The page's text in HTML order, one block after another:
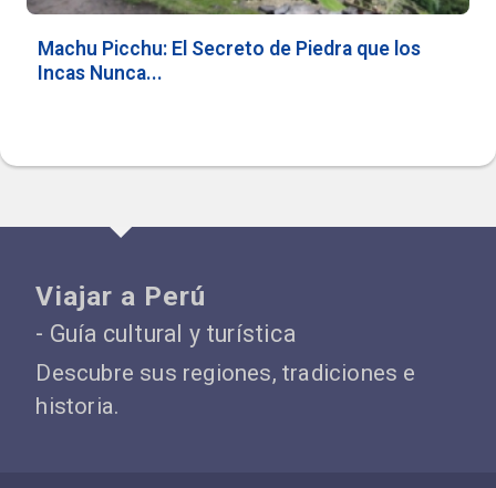
Machu Picchu: El Secreto de Piedra que los
Incas Nunca...
Viajar a Perú
- Guía cultural y turística
Descubre sus regiones, tradiciones e
historia.